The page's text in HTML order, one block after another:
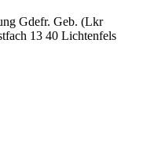
Gdefr. Geb. (Lkr
13 40 Lichtenfels